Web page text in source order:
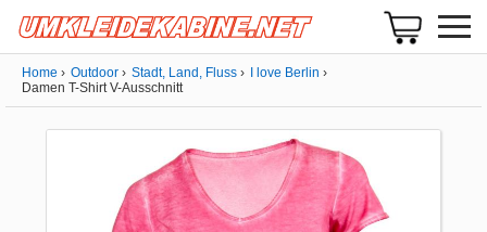
Home Outdoor Stadt, Land, Fluss
I love Berlin
Damen T-Shirt V-Ausschnitt